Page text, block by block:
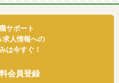
サポート
求人情報への
は今すぐ！
会員登録